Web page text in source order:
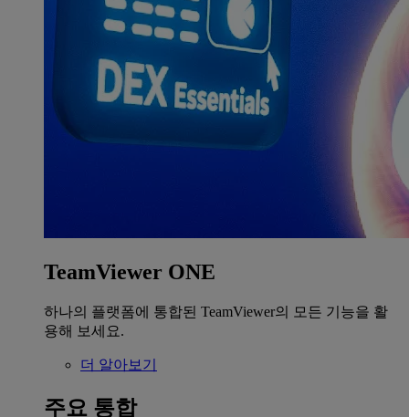
TeamViewer ONE
하나의 플랫폼에 통합된 TeamViewer의 모든 기능을 활
용해 보세요.
더 알아보기
주요 통합